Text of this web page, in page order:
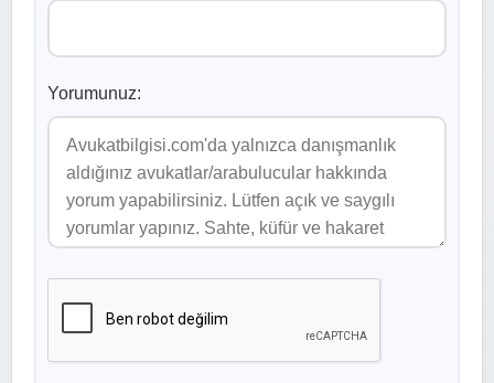
Yorumunuz: